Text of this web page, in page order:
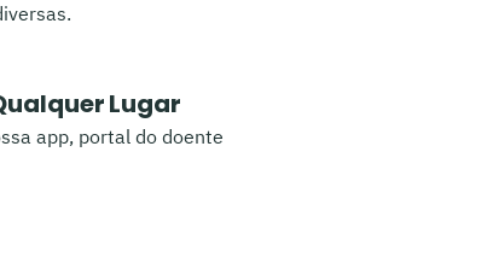
Lugar
app, portal do doente